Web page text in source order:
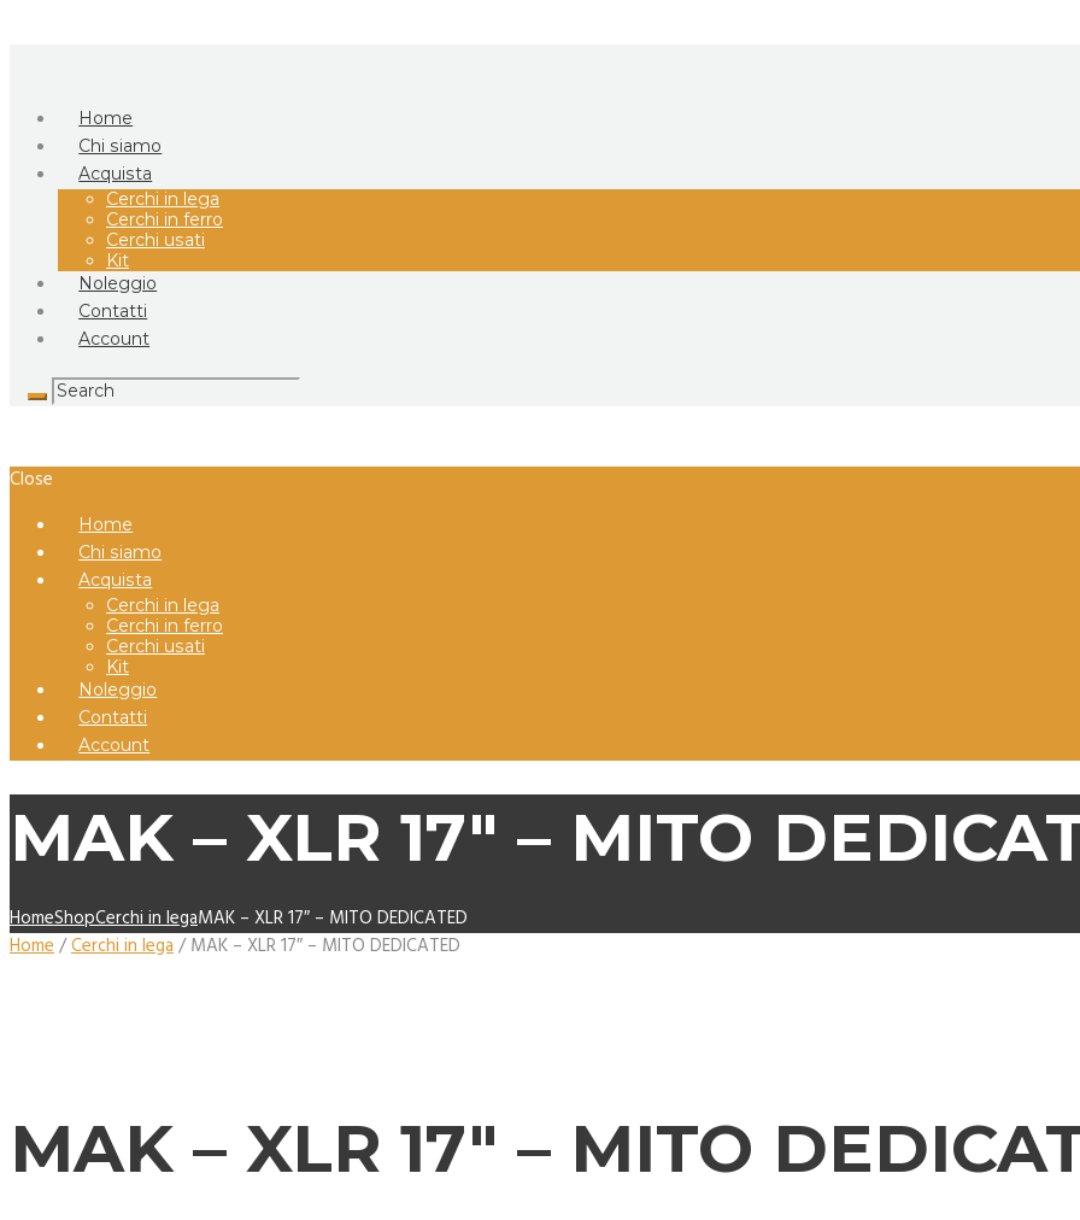
Home
Chi siamo
Acquista
Cerchi in lega
Cerchi in ferro
Cerchi usati
Kit
Noleggio
Contatti
Account
Close
Home
Chi siamo
Acquista
Cerchi in lega
Cerchi in ferro
Cerchi usati
Kit
Noleggio
Contatti
Account
MAK – XLR 17″ – MITO
HomeShopCerchi in legaMAK – XLR 17″ – MITO DEDICATED
Home/Cerchi in lega/ MAK – XLR 17″ – MITO DEDICATED
MAK – XLR 17″ – MITO